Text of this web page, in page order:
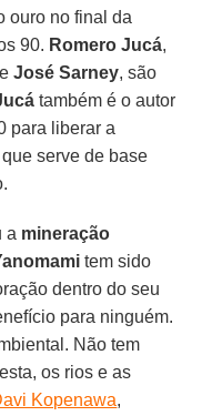
ouro no final da
90. Romero Jucá,
eJosé Sarney, são
também é o autor
para liberar a
serve de base
a mineração
tem sido
dentro do seu
para ninguém.
Não tem
os rios e as
Kopenawa,